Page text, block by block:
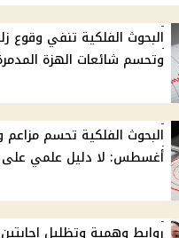
البحوث الفلكية تنفي وقوع
وتحسم شائعات الهزة
أغسطس: لا دليل علمي على